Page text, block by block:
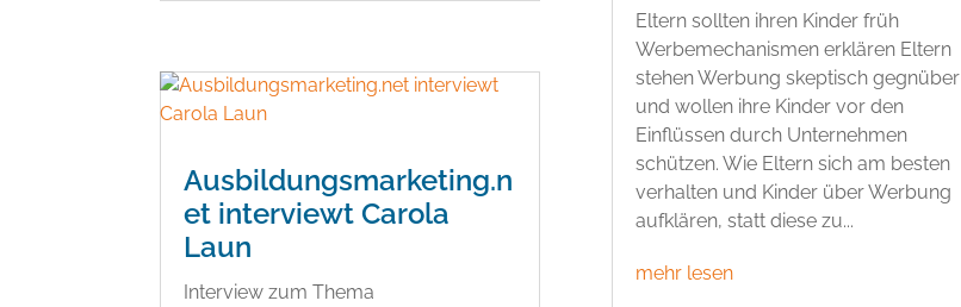
Ausbildungsmarketing.n
et interviewt Carola
Laun
Interview zum Thema
Eltern sollten ihren Kinder früh
Werbemechanismen erklären Eltern
stehen Werbung skeptisch gegnüber
und wollen ihre Kinder vor den
Einflüssen durch Unternehmen
schützen. Wie Eltern sich am besten
verhalten und Kinder über Werbung
aufklären, statt diese zu...
mehr lesen